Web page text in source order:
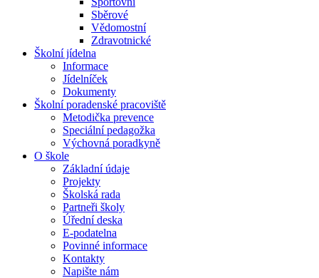
Sběrové
Vědomostní
Zdravotnické
Školní jídelna
Informace
Jídelníček
Dokumenty
Školní poradenské pracoviště
Metodička prevence
Speciální pedagožka
Výchovná poradkyně
O škole
Základní údaje
Projekty
Školská rada
Partneři školy
Úřední deska
E-podatelna
Povinné informace
Kontakty
Napište nám